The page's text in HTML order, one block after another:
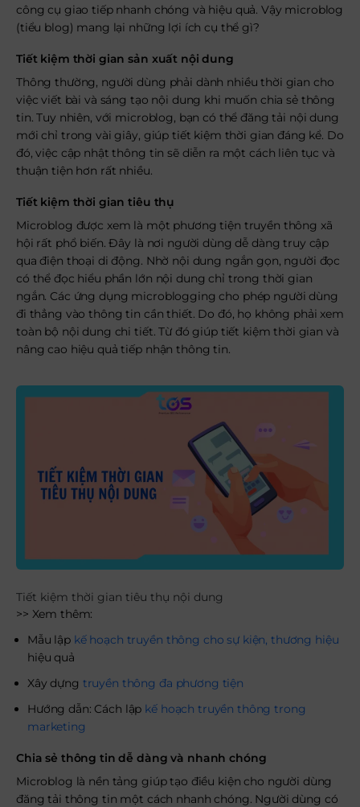
công cụ giao tiếp nhanh chóng và hiệu quả. Vậy microblog
(tiểu blog) mang lại những lợi ích cụ thể gì?
Tiết kiệm thời gian sản xuất nội dung
Thông thường, người dùng phải dành nhiều thời gian cho
việc viết bài và sáng tạo nội dung khi muốn chia sẻ thông
tin. Tuy nhiên, với microblog, bạn có thể đăng tải nội dung
mới chỉ trong vài giây, giúp tiết kiệm thời gian đáng kể. Do
đó, việc cập nhật thông tin sẽ diễn ra một cách liên tục và
thuận tiện hơn rất nhiều.
Tiết kiệm thời gian tiêu thụ
Microblog được xem là một phương tiện truyền thông xã
hội rất phổ biến. Đây là nơi người dùng dễ dàng truy cập
qua điện thoại di động. Nhờ nội dung ngắn gọn, người đọc
có thể đọc hiểu phần lớn nội dung chỉ trong thời gian
ngắn. Các ứng dụng microblogging cho phép người dùng
đi thẳng vào thông tin cần thiết. Do đó, họ không phải xem
toàn bộ nội dung chi tiết. Từ đó giúp tiết kiệm thời gian và
nâng cao hiệu quả tiếp nhận thông tin.
Tiết kiệm thời gian tiêu thụ nội dung
>> Xem thêm:
Mẫu lập kế hoạch truyền thông cho sự kiện, thương hiệu
hiệu quả
Xây dựng truyền thông đa phương tiện
Hướng dẫn: Cách lập kế hoạch truyền thông trong
marketing
Chia sẻ thông tin dễ dàng và nhanh chóng
Microblog là nền tảng giúp tạo điều kiện cho người dùng
đăng tải thông tin một cách nhanh chóng. Người dùng có